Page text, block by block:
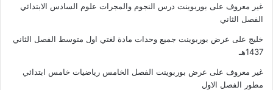
غير معروف على بوربوينت درس النجوم والمجرات علوم السادس الابتدائي
الفصل الثاني
خليج على عرض بوربوينت جميع وحدات مادة لغتي اول متوسط الفصل الثاني
1437هـ
غير معروف على عرض بوربوينت الفصل الخامس رياضيات خامس ابتدائي
مطور الفصل الاول